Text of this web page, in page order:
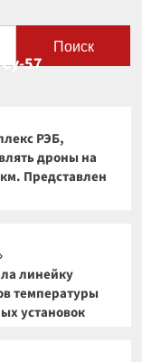
Поиск
57
РЭБ,
дроны на
Представлен
линейку
температуры
установок